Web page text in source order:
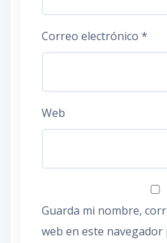
Correo electrónico *
Web
Guarda mi nombre,
web en este